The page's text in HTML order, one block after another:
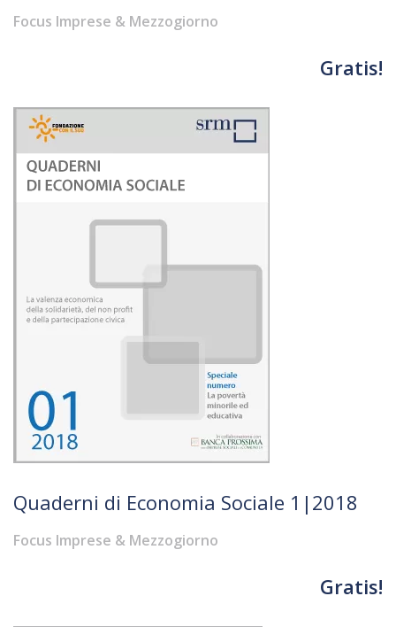
Focus Imprese & Mezzogiorno
Gratis!
Quaderni di Economia Sociale 1|2018
Focus Imprese & Mezzogiorno
Gratis!